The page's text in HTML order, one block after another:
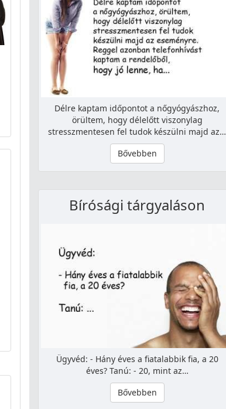
Délre kaptam időpontot a nőgyógyászhoz,
örültem, hogy délelőtt viszonylag
stresszmentesen fel tudok készülni majd az…
Bővebben
Bírósági tárgyaláson
Ügyvéd: - Hány éves a fiatalabbik fia, a 20
éves? Tanú: - 20, mint az…
Bővebben